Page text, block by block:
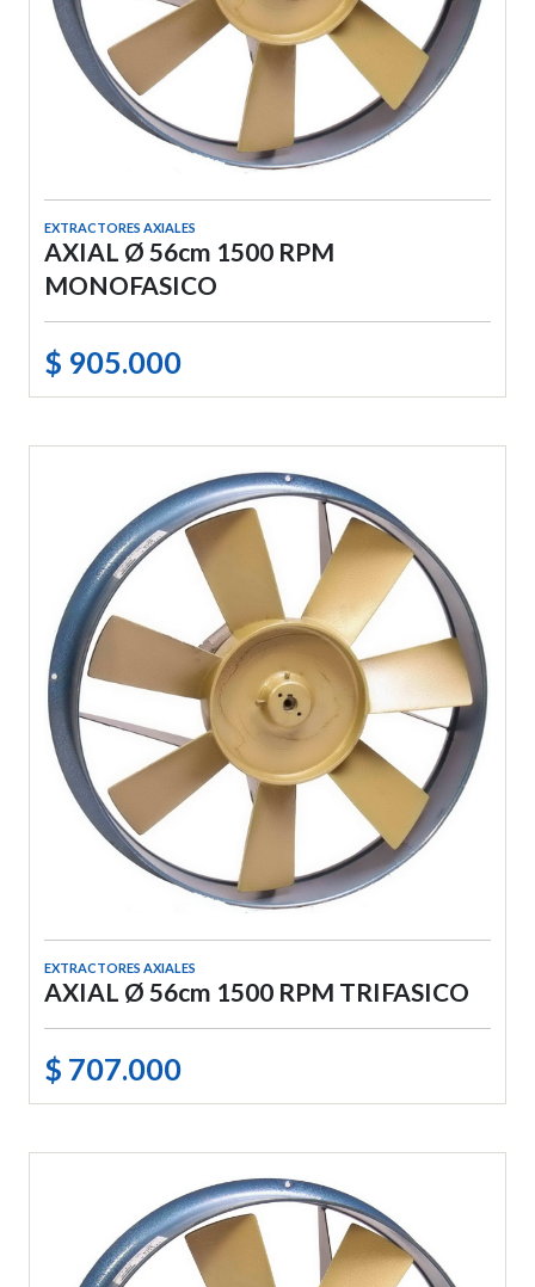
EXTRACTORES AXIALES
AXIAL Ø 56cm 1500 RPM
MONOFASICO
$ 905.000
EXTRACTORES AXIALES
AXIAL Ø 56cm 1500 RPM TRIFASICO
$ 707.000